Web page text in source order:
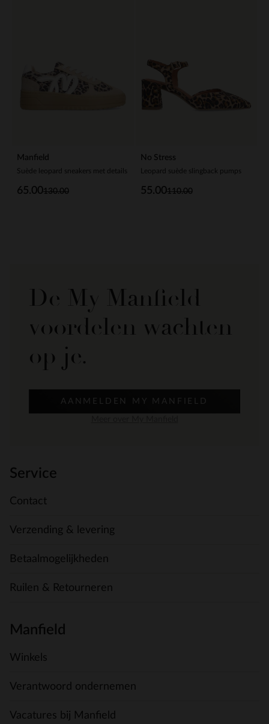
Manfield
Suède leopard sneakers met details
130.00
65.00
No Stress
Leopard suède slingback pumps
110.00
55.00
De My Manfield
voordelen wachten
op je.
AANMELDEN MY MANFIELD
Service
Contact
Verzending & levering
Betaalmogelijkheden
Ruilen & Retourneren
Manfield
Winkels
Verantwoord ondernemen
Vacatures bij Manfield